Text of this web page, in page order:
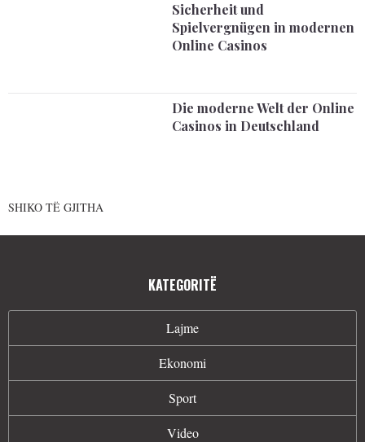
Sicherheit und
Spielvergnügen in modernen
Online Casinos
Die moderne Welt der Online
Casinos in Deutschland
SHIKO TË GJITHA
KATEGORITË
Lajme
Ekonomi
Sport
Video